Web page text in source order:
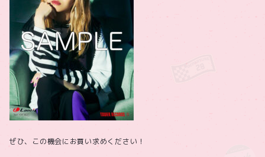
ぜひ、この機会にお買い求めください！